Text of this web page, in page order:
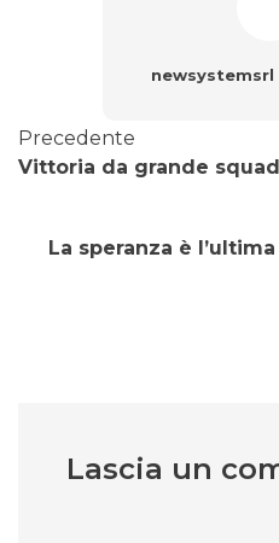
newsystemsrl
Precedente
Vittoria da grande
La speranza è
Lascia un